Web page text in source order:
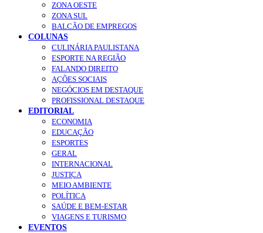
ZONA OESTE
ZONA SUL
BALCÃO DE EMPREGOS
COLUNAS
CULINÁRIA PAULISTANA
ESPORTE NA REGIÃO
FALANDO DIREITO
AÇÕES SOCIAIS
NEGÓCIOS EM DESTAQUE
PROFISSIONAL DESTAQUE
EDITORIAL
ECONOMIA
EDUCAÇÃO
ESPORTES
GERAL
INTERNACIONAL
JUSTIÇA
MEIO AMBIENTE
POLÍTICA
SAÚDE E BEM-ESTAR
VIAGENS E TURISMO
EVENTOS